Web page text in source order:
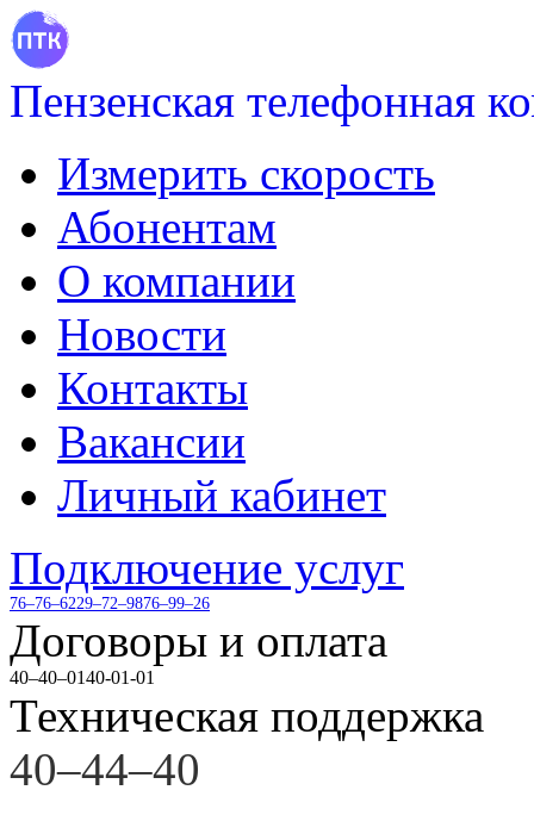
Пензенская телефонная
Измерить скорость
Абонентам
О компании
Новости
Контакты
Вакансии
Личный кабинет
Подключение услуг
76–76–6229–72–9876–99–26
Договоры и оплата
40–40–0140-01-01
Техническая поддержка
40–44–40